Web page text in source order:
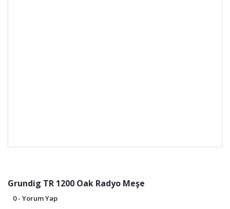
Grundig TR 1200 Oak Radyo Meşe
0 - Yorum Yap